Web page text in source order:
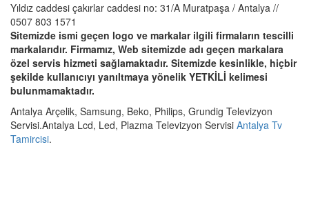
Yıldız caddesi çakırlar caddesi no: 31/A Muratpaşa / Antalya //
0507 803 1571
Sitemizde ismi geçen logo ve markalar ilgili firmaların tescilli
markalarıdır. Firmamız, Web sitemizde adı geçen markalara
özel servis hizmeti sağlamaktadır. Sitemizde kesinlikle, hiçbir
şekilde kullanıcıyı yanıltmaya yönelik YETKİLİ kelimesi
bulunmamaktadır.
Antalya Arçelik, Samsung, Beko, Philips, Grundig Televizyon
Servisi.Antalya Lcd, Led, Plazma Televizyon Servisi Antalya Tv
Tamircisi.